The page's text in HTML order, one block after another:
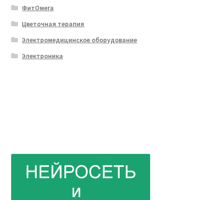
ФитОмега
Цветочная терапия
Электромедицинское оборудование
Электроника